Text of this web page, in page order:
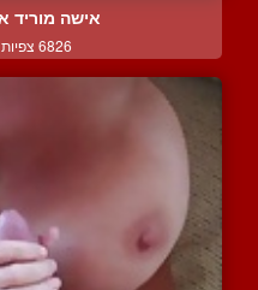
אישה מוריד
6826 צפיות